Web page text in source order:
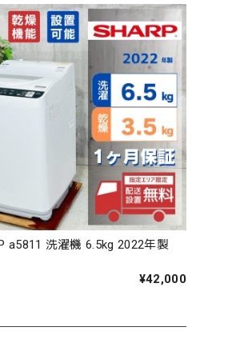
a5811 洗濯機 6.5kg 2022年製
¥42,000